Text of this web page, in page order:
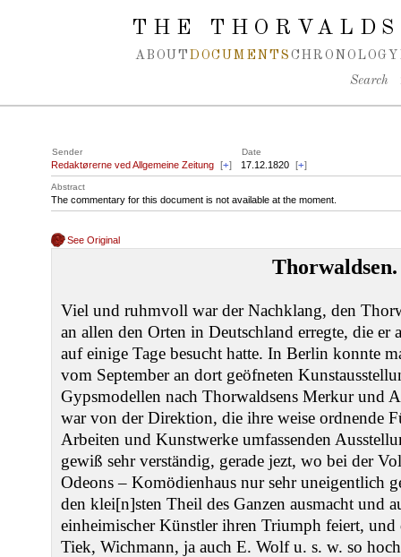
Spring navigation over
THE
ABOUT DOCUMENTS CHRONOLOGY
Search
Sender Date
Redaktørerne ved Allgemeine Zeitung [+] 17.12.1820 [+]
Abstract
The commentary for this document is not available at the moment.
See Original
Thorwaldsen.
Viel und ruhmvoll war der Nachklang, den
an allen den Orten in Deutschland erregte, die er
auf einige Tage besucht hatte. In Berlin konnte
vom September an dort geöfneten
Gypsmodellen nach Thorwaldsens Merkur und
war von der Direktion, die ihre weise ordnende
Arbeiten und Kunstwerke umfassenden
gewiß sehr verständig, gerade jezt, wo bei der
Odeons ‒ Komödienhaus nur sehr uneigentlich
den klei[n]sten Theil des Ganzen ausmacht und
einheimischer Künstler ihren Triumph feiert, und
Tiek, Wichmann, ja auch E. Wolf u. s. w. so